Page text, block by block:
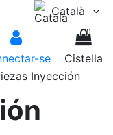
Català
se
0
Cistella
Inyección